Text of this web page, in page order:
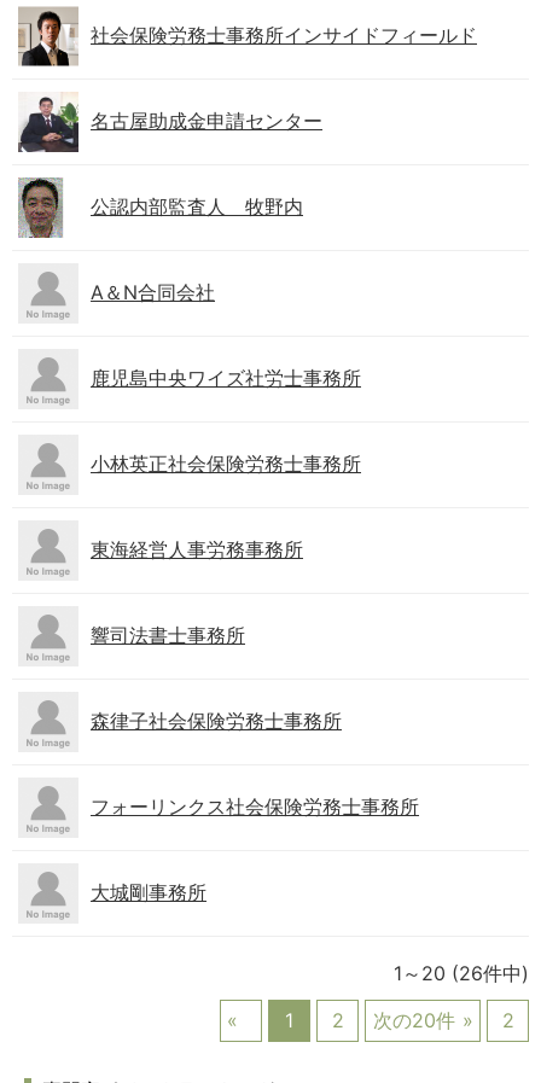
社会保険労務士事務所インサイドフィールド
名古屋助成金申請センター
公認内部監査人 牧野内
A＆N合同会社
鹿児島中央ワイズ社労士事務所
小林英正社会保険労務士事務所
東海経営人事労務事務所
響司法書士事務所
森律子社会保険労務士事務所
フォーリンクス社会保険労務士事務所
大城剛事務所
1～20 (26件中)
1
2 次の20件 2